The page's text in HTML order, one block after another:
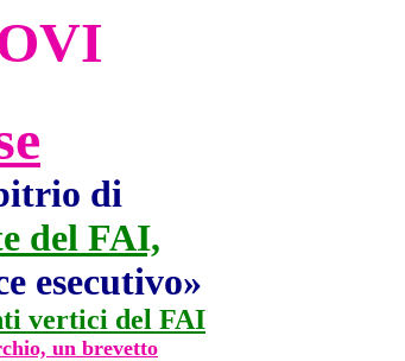
di
del FAI,
esecutivo»
vertici del FAI
un brevetto